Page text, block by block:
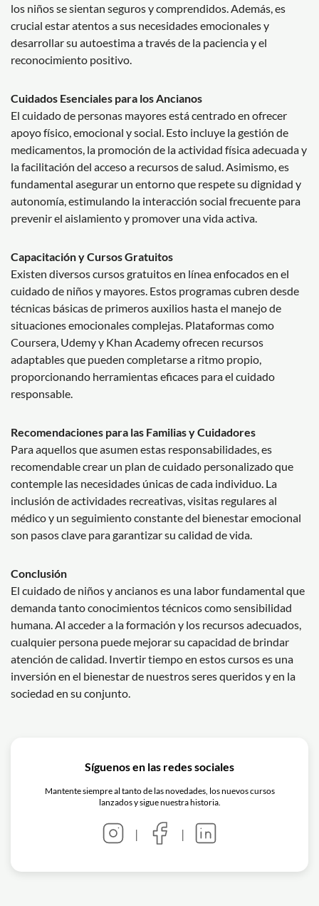
los niños se sientan seguros y comprendidos. Además, es
crucial estar atentos a sus necesidades emocionales y
desarrollar su autoestima a través de la paciencia y el
reconocimiento positivo.
Cuidados Esenciales para los Ancianos
El cuidado de personas mayores está centrado en ofrecer
apoyo físico, emocional y social. Esto incluye la gestión de
medicamentos, la promoción de la actividad física adecuada y
la facilitación del acceso a recursos de salud. Asimismo, es
fundamental asegurar un entorno que respete su dignidad y
autonomía, estimulando la interacción social frecuente para
prevenir el aislamiento y promover una vida activa.
Capacitación y Cursos Gratuitos
Existen diversos cursos gratuitos en línea enfocados en el
cuidado de niños y mayores. Estos programas cubren desde
técnicas básicas de primeros auxilios hasta el manejo de
situaciones emocionales complejas. Plataformas como
Coursera, Udemy y Khan Academy ofrecen recursos
adaptables que pueden completarse a ritmo propio,
proporcionando herramientas eficaces para el cuidado
responsable.
Recomendaciones para las Familias y Cuidadores
Para aquellos que asumen estas responsabilidades, es
recomendable crear un plan de cuidado personalizado que
contemple las necesidades únicas de cada individuo. La
inclusión de actividades recreativas, visitas regulares al
médico y un seguimiento constante del bienestar emocional
son pasos clave para garantizar su calidad de vida.
Conclusión
El cuidado de niños y ancianos es una labor fundamental que
demanda tanto conocimientos técnicos como sensibilidad
humana. Al acceder a la formación y los recursos adecuados,
cualquier persona puede mejorar su capacidad de brindar
atención de calidad. Invertir tiempo en estos cursos es una
inversión en el bienestar de nuestros seres queridos y en la
sociedad en su conjunto.
Síguenos en las redes sociales
Mantente siempre al tanto de las novedades, los nuevos cursos
lanzados y sigue nuestra historia.
| |